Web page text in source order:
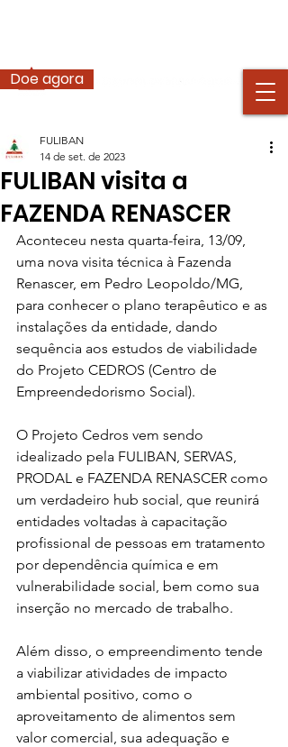
Doe agora
FULIBAN visita a
FAZENDA RENASCER
FULIBAN
14 de set. de 2023
Aconteceu nesta quarta-feira, 13/09,
uma nova visita técnica à Fazenda
Renascer, em Pedro Leopoldo/MG,
para conhecer o plano terapêutico e as
instalações da entidade, dando
sequência aos estudos de viabilidade
do Projeto CEDROS (Centro de
Empreendedorismo Social).
O Projeto Cedros vem sendo
idealizado pela FULIBAN, SERVAS,
PRODAL e FAZENDA RENASCER como
um verdadeiro hub social, que reunirá
entidades voltadas à capacitação
profissional de pessoas em tratamento
por dependência química e em
vulnerabilidade social, bem como sua
inserção no mercado de trabalho.
Além disso, o empreendimento tende
a viabilizar atividades de impacto
ambiental positivo, como o
aproveitamento de alimentos sem
valor comercial, sua adequação e